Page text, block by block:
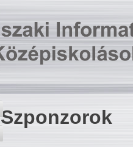
Szponzorok